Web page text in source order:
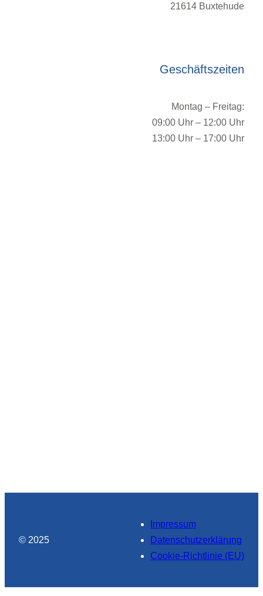
21614 Buxtehude
Geschäftszeiten
Montag – Freitag:
09:00 Uhr – 12:00 Uhr
13:00 Uhr – 17:00 Uhr
© 2025
Impressum
Datenschutzerklärung
Cookie-Richtlinie (EU)